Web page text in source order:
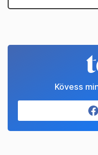
Kövess